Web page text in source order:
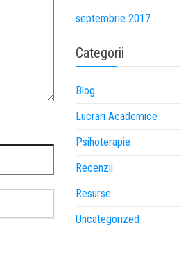
septembrie 2017
Categorii
Blog
Lucrari Academice
Psihoterapie
Recenzii
Resurse
Uncategorized